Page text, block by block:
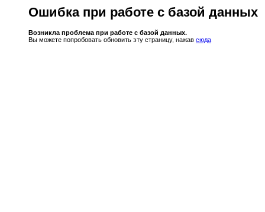
Ошибка при работе с базой данных
Возникла проблема при работе с базой данных.
Вы можете попробовать обновить эту страницу, нажав сюда